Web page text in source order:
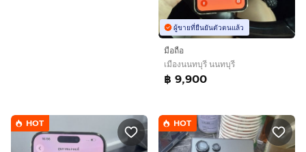
ผู้ขายที่ยืนยันตัวตนแล้ว
มือถือ
เมืองนนทบุรี นนทบุรี
฿ 9,900
HOT HOT